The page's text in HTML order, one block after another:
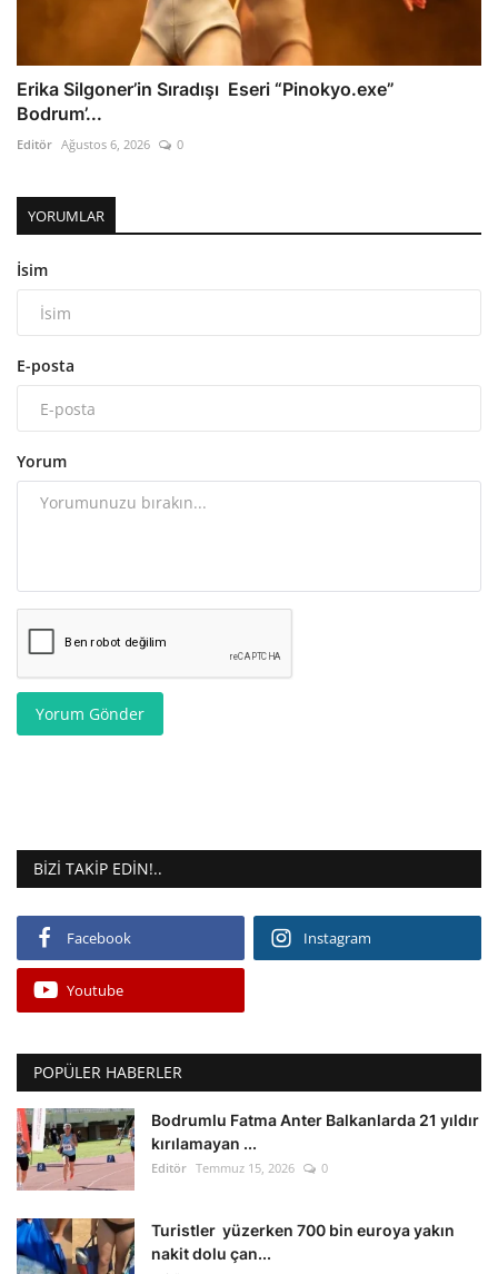
Erika Silgoner’in Sıradışı Eseri “Pinokyo.exe”
Bodrum’...
Editör Ağustos 6, 2026 0
YORUMLAR
İsim
E-posta
Yorum
Yorum Gönder
BIZI TAKIP EDIN!..
Facebook Instagram
Youtube
POPÜLER HABERLER
Bodrumlu Fatma Anter Balkanlarda 21 yıldır
kırılamayan ...
Editör Temmuz 15, 2026 0
Turistler yüzerken 700 bin euroya yakın
nakit dolu çan...